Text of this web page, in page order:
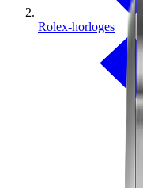
Rolex-horloges